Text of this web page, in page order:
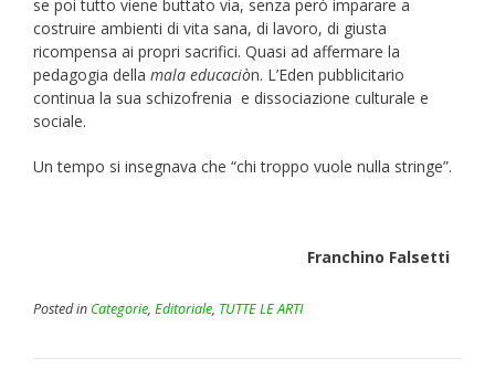
se poi tutto viene buttato via, senza però imparare a
costruire ambienti di vita sana, di lavoro, di giusta
ricompensa ai propri sacrifici. Quasi ad affermare la
pedagogia della mala educaciòn. L’Eden pubblicitario
continua la sua schizofrenia e dissociazione culturale e
sociale.
Un tempo si insegnava che “chi troppo vuole nulla stringe”.
Franchino Falsetti
Posted in Categorie, Editoriale, TUTTE LE ARTI